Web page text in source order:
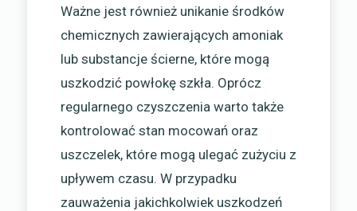
Ważne jest również unikanie środków
chemicznych zawierających amoniak
lub substancje ścierne, które mogą
uszkodzić powłokę szkła. Oprócz
regularnego czyszczenia warto także
kontrolować stan mocowań oraz
uszczelek, które mogą ulegać zużyciu z
upływem czasu. W przypadku
zauważenia jakichkolwiek uszkodzeń